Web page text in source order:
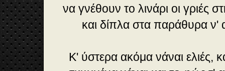
να γνέθουν το λινάρι οι γριές
και δίπλα στα παράθυρα ν'
Κ' ύστερα ακόμα νάναι ελιές,